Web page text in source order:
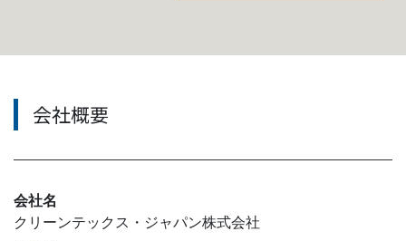
会社概要
会社名
クリーンテックス・ジャパン株式会社